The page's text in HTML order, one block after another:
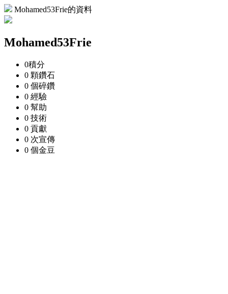
Mohamed53Frie的資料
Mohamed53Frie
0積分
0 顆鑽石
0 個碎鑽
0 經驗
0 幫助
0 技術
0 貢獻
0 次宣傳
0 個金豆